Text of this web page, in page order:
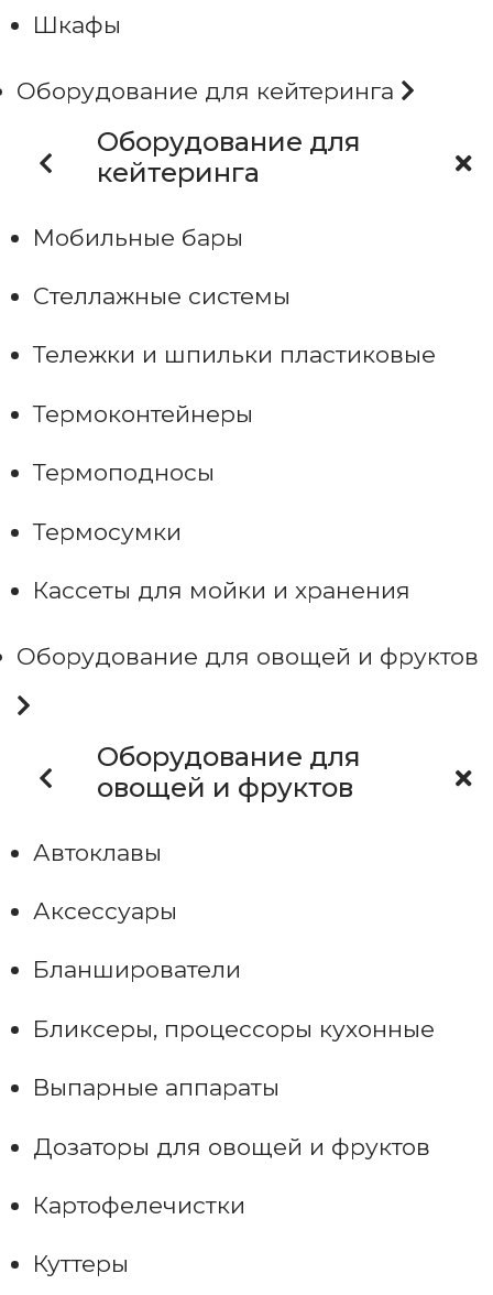
Шкафы
Оборудование для кейтеринга
Оборудование для
кейтеринга
Мобильные бары
Стеллажные системы
Тележки и шпильки пластиковые
Термоконтейнеры
Термоподносы
Термосумки
Кассеты для мойки и хранения
Оборудование для овощей и фруктов
Оборудование для
овощей и фруктов
Автоклавы
Аксессуары
Бланширователи
Бликсеры, процессоры кухонные
Выпарные аппараты
Дозаторы для овощей и фруктов
Картофелечистки
Куттеры